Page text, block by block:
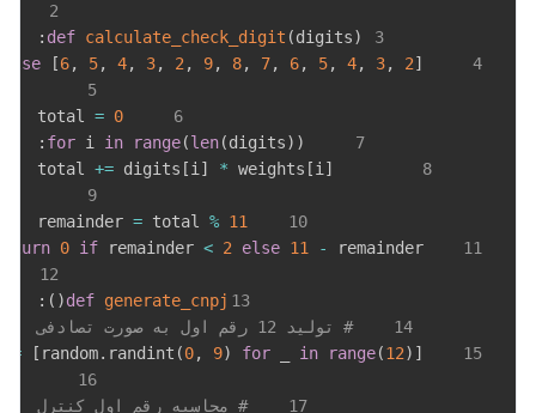
2
3
def calculate_check_digit (digits)
:
4
else [6, 5, 4, 3, 2 , 9, 8, 7, 6, 5, 4, 3, 2]
5
6
= 0
7
for i in range(len(digits) )
:
8
+= digits [i ] * weights [i ]
9
10
= total % 11
11
0 if remainder < 2 else 11 - remainder
12
13
def generate_cnpj
(
)
:
14
# تولید 12 رقم اول به صورت تصادفی
15
= [ random. randint (0, 9) for _ in range(12) ]
16
17
# محاسبه رقم اول کنترل